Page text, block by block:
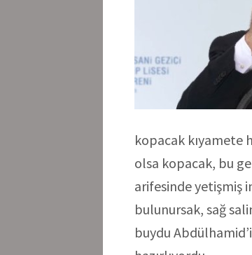
kopacak kıyamete
olsa kopacak, bu
arifesinde yetişmiş
bulunursak, sağ
buydu